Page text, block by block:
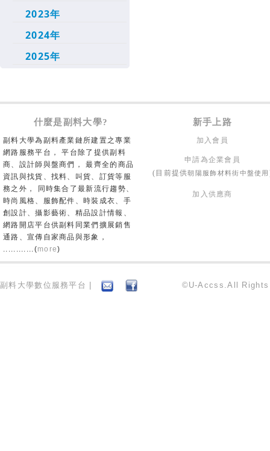
2023年
2024年
2025年
什麼是副料大學? 新手上路
副料大學為副料產業鏈所建置之專業
網路服務平台， 平台除了提供副料
商、設計師與盤商們， 最齊全的商品
資訊與找貨、找料、叫貨、訂貨等服
務之外， 同時集合了最新流行趨勢、
時尚風格、服飾配件、時裝成衣、手
創設計、攝影藝術、精品設計情報、
網路開店平台供副料同業們擴展銷售
通路、宣傳自家商品與形象，
............(more)
加入會員
申請為企業會員
(目前提供朝陽服飾材料街中盤使用
加入供應商
副料大學數位服務平台 | ©U-Accss.All Rights